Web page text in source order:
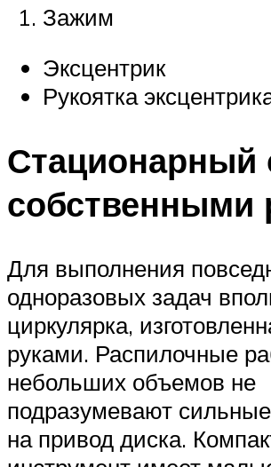
Зажим
Эксцентрик
Рукоятка
Стационарный
собственными
Для выполнения
одноразовых задач
циркулярка,
руками. Распилочные
небольших объемов не
подразумевают сильные
на привод диска.